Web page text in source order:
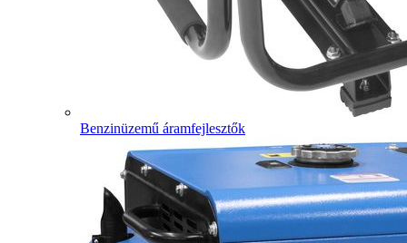
Benzinüzemű áramfejlesztők